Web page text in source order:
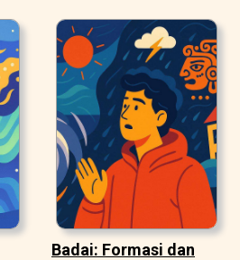
Badai: Formasi dan